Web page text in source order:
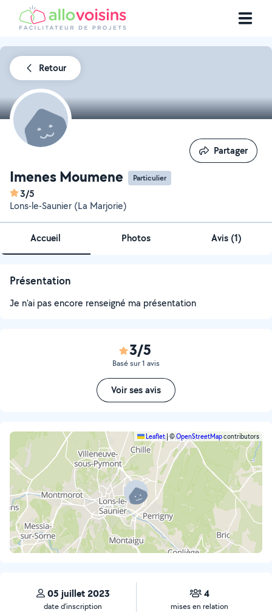
Retour
Imenes Moumene Particulier
3/5
Lons-le-Saunier (La Marjorie)
Partager
Partager
Accueil Photos Avis (1)
Présentation
Je n'ai pas encore renseigné ma présentation
3/5
Basé sur 1 avis
Voir ses avis
Leaflet |©OpenStreetMapcontributors
05 juillet 2023
date d’inscription
4
mises en relation